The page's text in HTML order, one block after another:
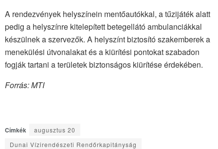
A rendezvények helyszínein mentőautókkal, a tűzijáték alatt
pedig a helyszínre kitelepített betegellátó ambulanciákkal
készülnek a szervezők. A helyszínt biztosító szakemberek a
menekülési útvonalakat és a kiürítési pontokat szabadon
fogják tartani a területek biztonságos kiürítése érdekében.
Forrás: MTI
Címkék
augusztus 20
Dunai Vízirendészeti Rendőrkapitányság